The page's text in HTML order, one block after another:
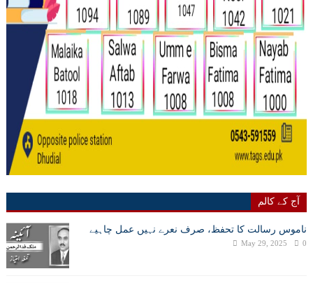
آج کے کالم
ناموس رسالت کا تحفظ، صرف نعرے نہیں عمل چاہیے
May 29, 2025 0